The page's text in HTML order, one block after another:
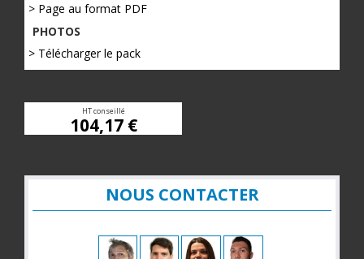
> Page au format PDF
PHOTOS
> Télécharger le pack
HT conseillé
104,17 €
NOUS CONTACTER